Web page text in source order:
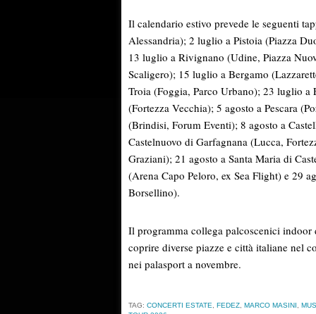
Il calendario estivo prevede le seguenti
Alessandria); 2 luglio a Pistoia (Piazza
13 luglio a Rivignano (Udine, Piazza
Scaligero); 15 luglio a Bergamo
Troia (Foggia, Parco Urbano); 23 luglio a
(Fortezza Vecchia); 5 agosto a Pescara
(Brindisi, Forum Eventi); 8 agosto a
Castelnuovo di Garfagnana (Lucca,
Graziani); 21 agosto a Santa Maria di
(Arena Capo Peloro, ex Sea Flight) e 29
Borsellino).
Il programma collega palcoscenici
coprire diverse piazze e città italiane nel
nei palasport a novembre.
TAG: CONCERTI ESTATE, FEDEZ, MARCO MASINI,